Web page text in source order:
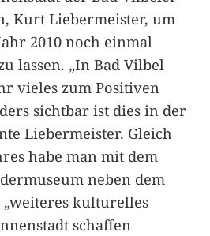
Kurt Liebermeister, um
2010 noch einmal
lassen. „In Bad Vilbel
vieles zum Positiven
sichtbar ist dies in der
Liebermeister. Gleich
habe man mit dem
neben dem
„weiteres kulturelles
schaffen